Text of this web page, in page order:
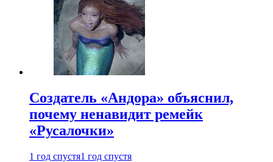
Создатель «Андора» объяснил,
почему ненавидит ремейк
«Русалочки»
1 год спустя1 год спустя